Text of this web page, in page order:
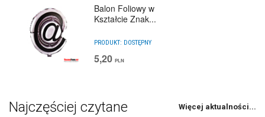
Balon Foliowy w
Kształcie Znak...
PRODUKT: DOSTĘPNY
5,20 PLN
Najczęściej czytane Więcej aktualności...